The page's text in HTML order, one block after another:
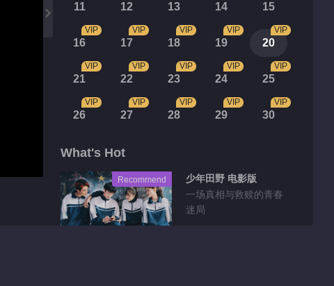
11 12 13 14 15
16
VIP
17
VIP
18
VIP
19
VIP
20
VIP
21
VIP
22
VIP
23
VIP
24
VIP
25
VIP
26
VIP
27
VIP
28
VIP
29
VIP
30
VIP
What's Hot
Recommend
少年田野 电影版
一场真相与救赎的青春
迷局